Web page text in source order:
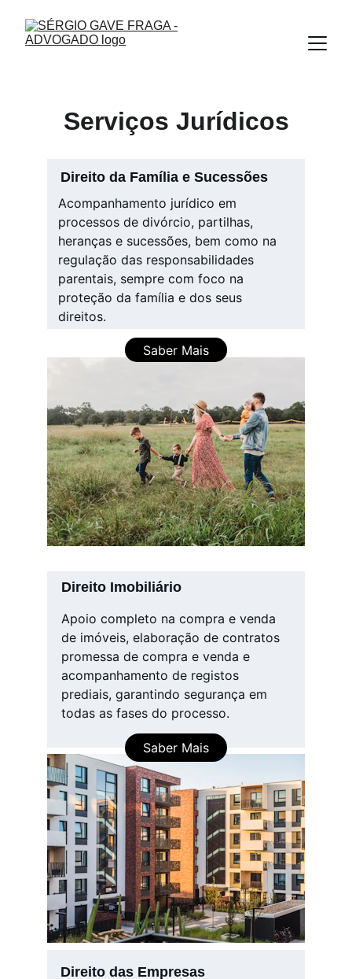
Serviços Jurídicos
Direito Imobiliário
Apoio completo na compra e venda
de imóveis, elaboração de contratos
promessa de compra e venda e
acompanhamento de registos
prediais, garantindo segurança em
todas as fases do processo.
Direito da Família e Sucessões
Acompanhamento jurídico em
processos de divórcio, partilhas,
heranças e sucessões, bem como na
regulação das responsabilidades
parentais, sempre com foco na
proteção da família e dos seus
direitos.
Saber Mais
Saber Mais
Direito das Empresas